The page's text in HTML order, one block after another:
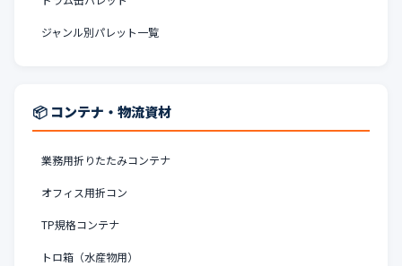
ジャンル別パレット一覧
📦 コンテナ・物流資材
業務用折りたたみコンテナ
オフィス用折コン
TP規格コンテナ
トロ箱（水産物用）